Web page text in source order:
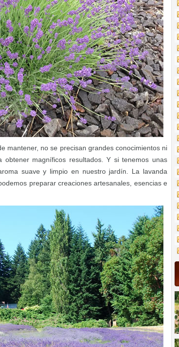
mantener, no se precisan grandes conocimientos ni
magníficos resultados. Y si tenemos unas
suave y limpio en nuestro jardín. La lavanda
preparar creaciones artesanales, esencias e